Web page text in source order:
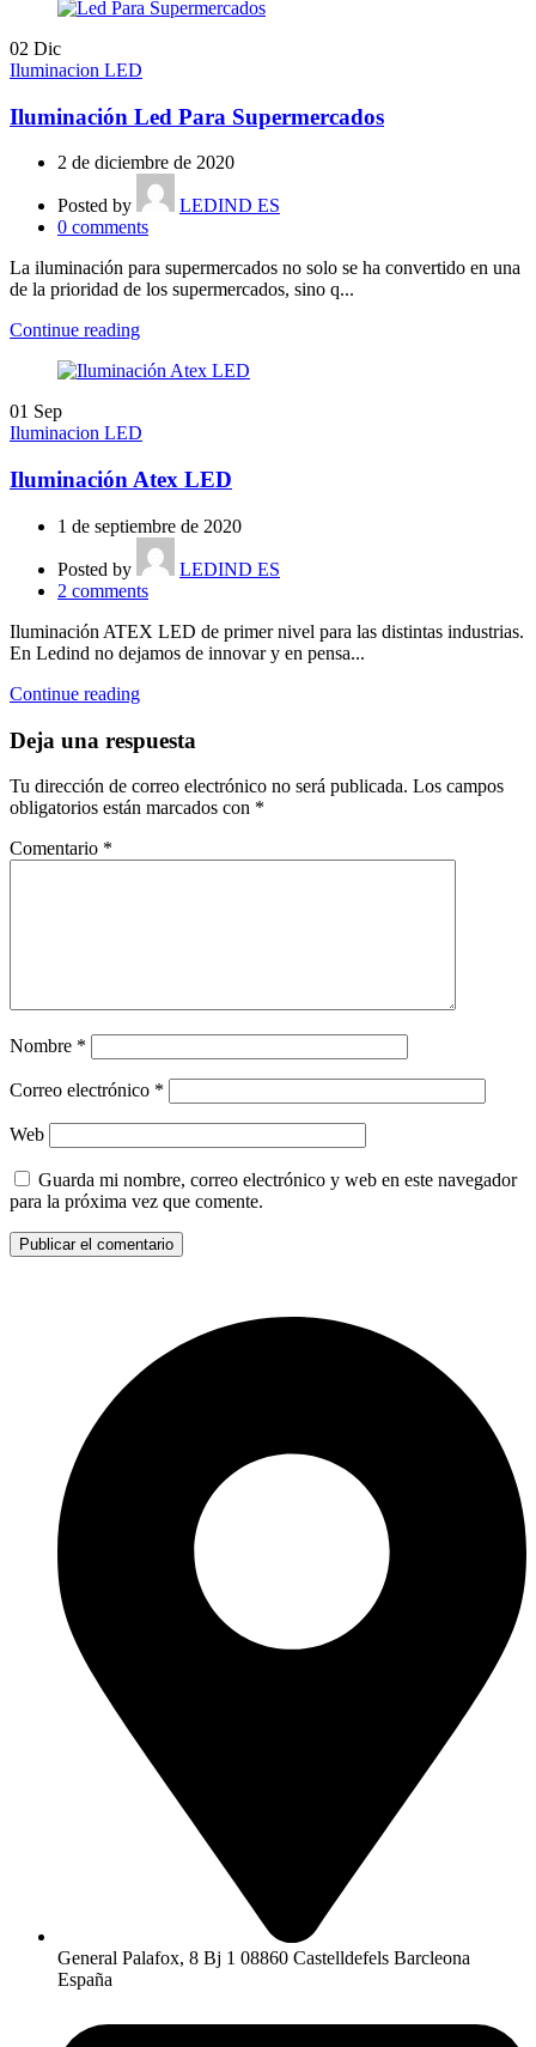
02 Dic
Iluminacion LED
Iluminación Led Para Supermercados
2 de diciembre de 2020
Posted by
LEDIND ES
0 comments
La iluminación para supermercados no solo se ha convertido en una
de la prioridad de los supermercados, sino q...
Continue reading
01 Sep
Iluminacion LED
Iluminación Atex LED
1 de septiembre de 2020
Posted by
LEDIND ES
2 comments
Iluminación ATEX LED de primer nivel para las distintas industrias.
En Ledind no dejamos de innovar y en pensa...
Continue reading
Deja una respuesta
Tu dirección de correo electrónico no será publicada. Los campos
obligatorios están marcados con *
Comentario *
Nombre *
Correo electrónico *
Web
Guarda mi nombre, correo electrónico y web en este navegador
para la próxima vez que comente.
General Palafox, 8 Bj 1 08860 Castelldefels Barcleona
España